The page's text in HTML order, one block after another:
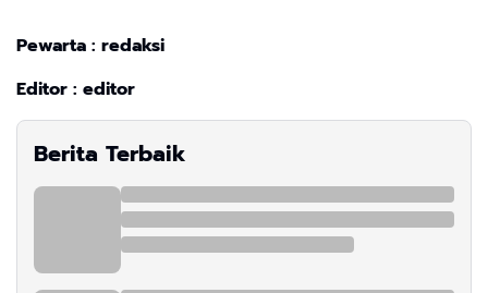
Pewarta : redaksi
Editor : editor
Berita Terbaik